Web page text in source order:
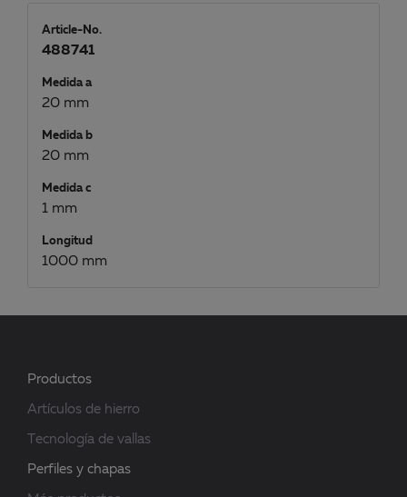
Article-No.
488741
Medida a
20 mm
Medida b
20 mm
Medida c
1 mm
Longitud
1000 mm
Productos
Artículos de hierro
Tecnología de vallas
Perfiles y chapas